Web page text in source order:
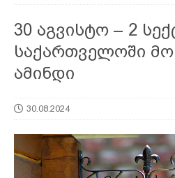
30 აგვისტო – 2
საქართველოში
ამინდი
30.08.2024